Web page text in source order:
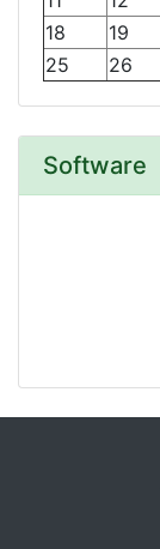
18
19
25
26
Software